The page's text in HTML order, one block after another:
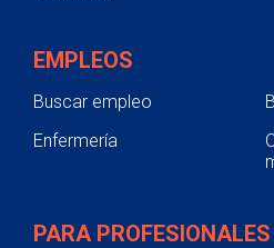
EMPLEOS
Buscar empleo
Enfermería
PARA